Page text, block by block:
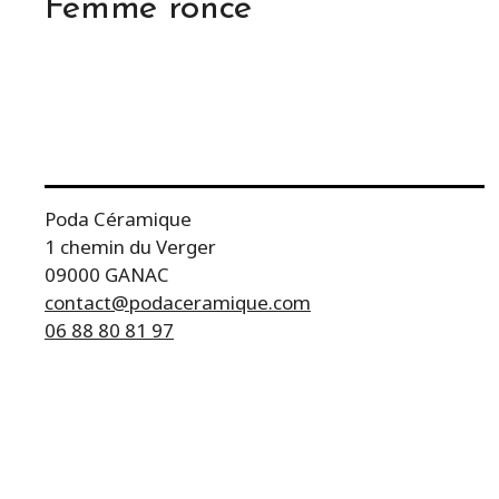
Femme ronce
Poda Céramique
1 chemin du Verger
09000 GANAC
contact@podaceramique.com
06 88 80 81 97